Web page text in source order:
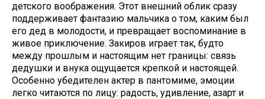
детского воображения. Этот внешний облик сразу
поддерживает фантазию мальчика о том, каким был
его дед в молодости, и превращает воспоминание в
живое приключение. Закиров играет так, будто
между прошлым и настоящим нет границы: связь
дедушки и внука ощущается крепкой и настоящей.
Особенно убедителен актер в пантомиме, эмоции
легко читаются по лицу: радость, удивление, азарт и